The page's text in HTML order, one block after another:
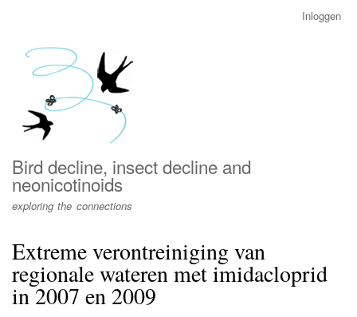
menu
Inloggen
Bird decline, insect decline and
neonicotinoids
exploring the connections
Extreme verontreiniging van
regionale wateren met imidacloprid
in 2007 en 2009